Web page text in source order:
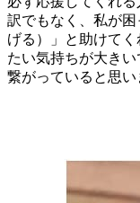
訳でもなく、私が
げる）」と助けて
たい気持ちが大き
繋がっていると思い